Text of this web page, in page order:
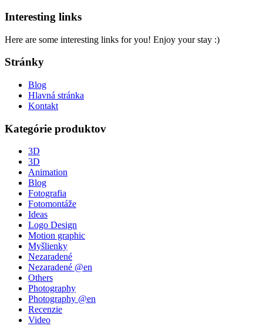
Interesting links
Here are some interesting links for you! Enjoy your stay :)
Stránky
Blog
Hlavná stránka
Kontakt
Kategórie produktov
3D
3D
Animation
Blog
Fotografia
Fotomontáže
Ideas
Logo Design
Motion graphic
Myšlienky
Nezaradené
Nezaradené @en
Others
Photography
Photography @en
Recenzie
Video